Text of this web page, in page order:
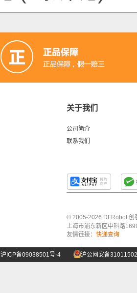
关于我们
公司简介
联系我们
© 2005-2026 DFRobot 创
上海市浦东新区中科路
友情链接： 快递查询
沪ICP备09038501号-4 沪公网安备